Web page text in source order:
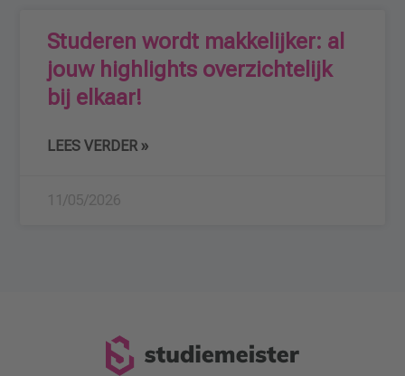
Studeren wordt makkelijker: al
jouw highlights overzichtelijk
bij elkaar!
LEES VERDER »
11/05/2026